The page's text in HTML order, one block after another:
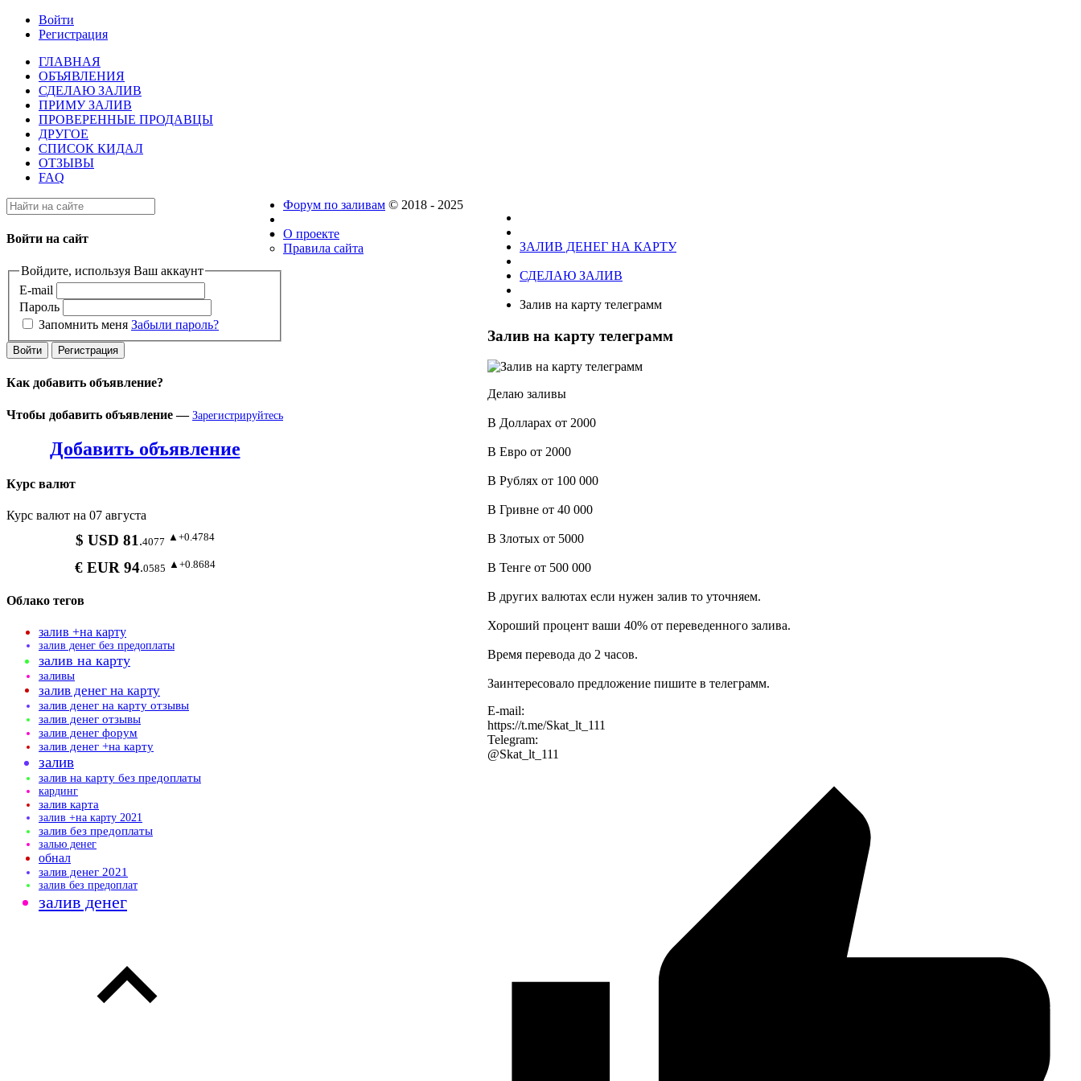
Войти
Регистрация
ГЛАВНАЯ
ОБЪЯВЛЕНИЯ
СДЕЛАЮ ЗАЛИВ
ПРИМУ ЗАЛИВ
ПРОВЕРЕННЫЕ ПРОДАВЦЫ
ДРУГОЕ
СПИСОК КИДАЛ
ОТЗЫВЫ
FAQ
ЗАЛИВ ДЕНЕГ НА КАРТУ
СДЕЛАЮ ЗАЛИВ
Залив на карту телеграмм
Залив на карту телеграмм
Делаю заливы
В Долларах от 2000
В Евро от 2000
В Рублях от 100 000
В Гривне от 40 000
В Злотых от 5000
В Тенге от 500 000
В других валютах если нужен залив то уточняем.
Хороший процент ваши 40% от переведенного залива.
Время перевода до 2 часов.
Заинтересовало предложение пишите в телеграмм.
E-mail:
https://t.me/Skat_lt_111
Telegram:
@Skat_lt_111
Войти на сайт
Войдите, используя Ваш аккаунт
E-mail
Пароль
Запомнить меня Забыли пароль?
Как добавить объявление?
Чтобы добавить объявление — Зарегистрируйтесь
Добавить объявление
Курс валют
Курс валют на 07 августа
$ USD 81.4077 ▲+0.4784
€ EUR 94.0585 ▲+0.8684
Облако тегов
залив +на карту
залив денег без предоплаты
залив на карту
заливы
залив денег на карту
залив денег на карту отзывы
залив денег отзывы
залив денег форум
залив денег +на карту
залив
залив на карту без предоплаты
кардинг
залив карта
залив +на карту 2021
залив без предоплаты
залью денег
обнал
залив денег 2021
залив без предоплат
залив денег
Форум по заливам © 2018 - 2025
О проекте
Правила сайта